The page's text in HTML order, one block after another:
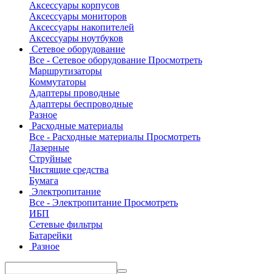
Аксессуары корпусов
Аксессуары мониторов
Аксессуары накопителей
Аксессуары ноутбуков
Сетевое оборудование
Все - Сетевое оборудование Просмотреть
Маршрутизаторы
Коммутаторы
Адаптеры проводные
Адаптеры беспроводные
Разное
Расходные материалы
Все - Расходные материалы Просмотреть
Лазерные
Струйные
Чистящие средства
Бумага
Электропитание
Все - Электропитание Просмотреть
ИБП
Сетевые фильтры
Батарейки
Разное